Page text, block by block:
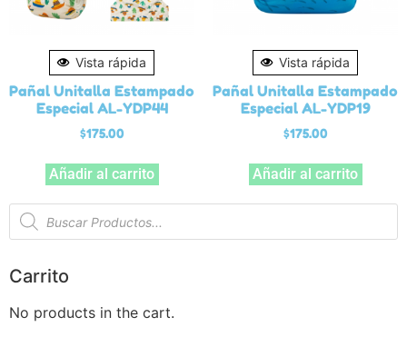
Vista rápida
Pañal Unitalla Estampado
Especial AL-YDP44
$175.00
Añadir al carrito
Vista rápida
Pañal Unitalla Estampado
Especial AL-YDP19
$175.00
Añadir al carrito
Carrito
No products in the cart.